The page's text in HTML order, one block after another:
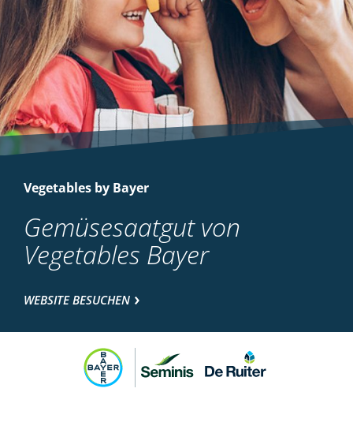
Vegetables by Bayer
Gemüsesaatgut von
Vegetables Bayer
WEBSITE BESUCHEN